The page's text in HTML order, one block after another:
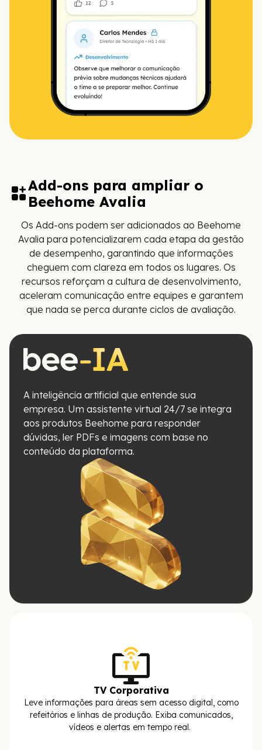
Add-ons para ampliar o
Beehome Avalia
Os Add-ons podem ser adicionados ao Beehome
Avalia para potencializarem cada etapa da gestão
de desempenho, garantindo que informações
cheguem com clareza em todos os lugares. Os
recursos reforçam a cultura de desenvolvimento,
aceleram comunicação entre equipes e garantem
que nada se perca durante ciclos de avaliação.
A inteligência artificial que entende sua
empresa. Um assistente virtual 24/7 se integra
aos produtos Beehome para responder
dúvidas, ler PDFs e imagens com base no
conteúdo da plataforma.
TV Corporativa
Leve informações para áreas sem acesso digital, como
refeitórios e linhas de produção. Exiba comunicados,
vídeos e alertas em tempo real.